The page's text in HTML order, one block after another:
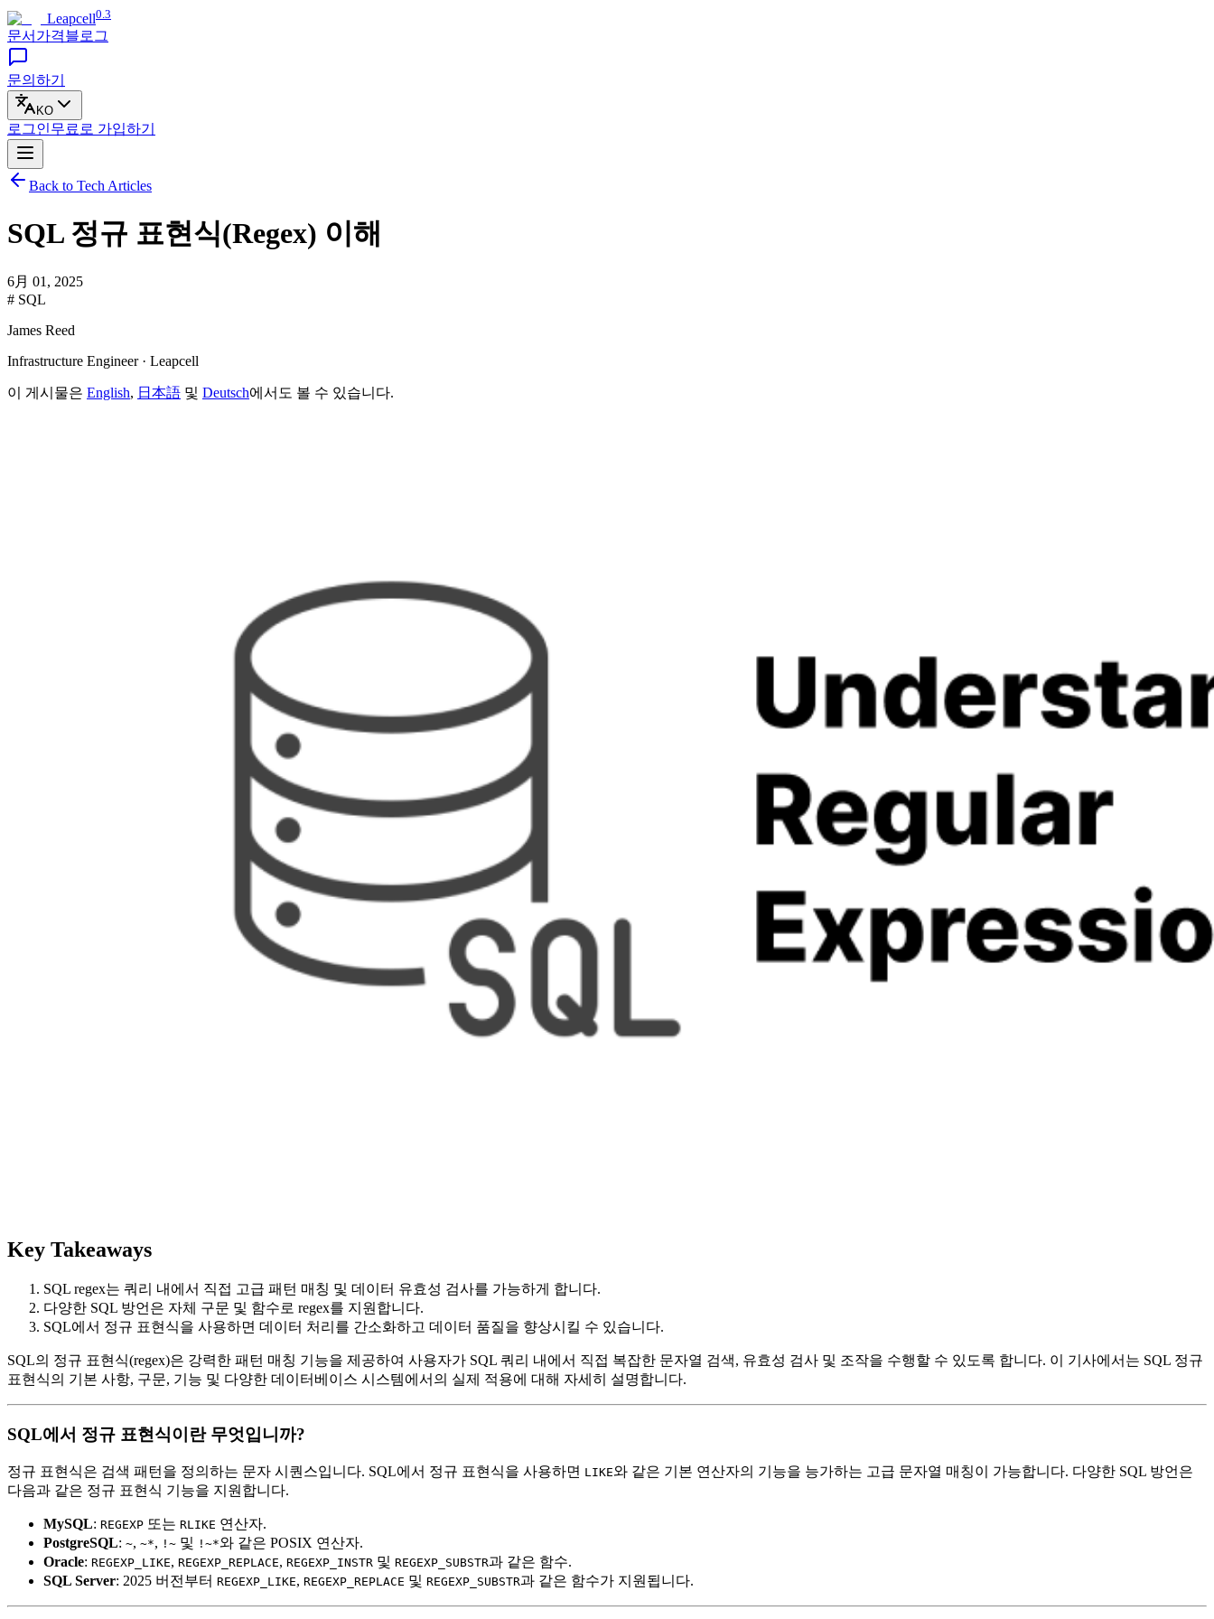
Leapcell0.3
문서 가격블로그
문의하기
KO
로그인무료로 가입하기
Back to Tech Articles
SQL 정규 표현식(Regex) 이해
6月 01, 2025
# SQL
James Reed
Infrastructure Engineer · Leapcell
이 게시물은 English, 日本語 및 Deutsch에서도 볼 수 있습니다.
Key Takeaways
SQL regex는 쿼리 내에서 직접 고급 패턴 매칭 및 데이터 유효성 검사를 가능하게 합니다.
다양한 SQL 방언은 자체 구문 및 함수로 regex를 지원합니다.
SQL에서 정규 표현식을 사용하면 데이터 처리를 간소화하고 데이터 품질을 향상시킬 수 있습니다.
SQL의 정규 표현식(regex)은 강력한 패턴 매칭 기능을 제공하여 사용자가 SQL 쿼리 내에서 직접 복잡한 문자열 검색, 유효성 검사 및 조작을 수행할 수 있도록 합니다. 이 기사에서는 SQL 정규
표현식의 기본 사항, 구문, 기능 및 다양한 데이터베이스 시스템에서의 실제 적용에 대해 자세히 설명합니다.
SQL에서 정규 표현식이란 무엇입니까?
정규 표현식은 검색 패턴을 정의하는 문자 시퀀스입니다. SQL에서 정규 표현식을 사용하면 LIKE와 같은 기본 연산자의 기능을 능가하는 고급 문자열 매칭이 가능합니다. 다양한 SQL 방언은
다음과 같은 정규 표현식 기능을 지원합니다.
MySQL: REGEXP 또는 RLIKE 연산자.
PostgreSQL: ~, ~*, !~ 및 !~*와 같은 POSIX 연산자.
Oracle: REGEXP_LIKE, REGEXP_REPLACE, REGEXP_INSTR 및 REGEXP_SUBSTR과 같은 함수.
SQL Server: 2025 버전부터 REGEXP_LIKE, REGEXP_REPLACE 및 REGEXP_SUBSTR과 같은 함수가 지원됩니다.